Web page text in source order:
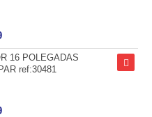
16 POLEGADAS
ref:30481